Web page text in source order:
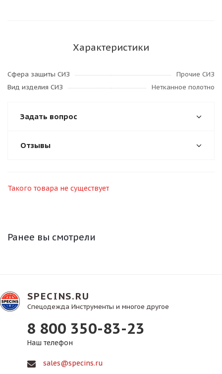
Характеристики
Сфера защиты СИЗ
Прочие СИЗ
Вид изделия СИЗ
Нетканное полотно
Задать вопрос
Отзывы
Такого товара не существует
Ранее вы смотрели
SPECINS.RU
Спецодежда Инструменты и многое другое
8 800 350-83-23
Наш телефон
sales@specins.ru